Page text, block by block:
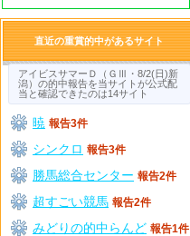
直近の重賞的中があるサイト
アイビスサマーＤ（ＧⅢ・8/2(日)新
潟）の的中報告を当サイトが公式配
当と確認できたのは14サイト
暁 報告3件
シンクロ 報告3件
勝馬総合センター 報告2件
超すごい競馬 報告2件
みどりの的中らんど 報告1件